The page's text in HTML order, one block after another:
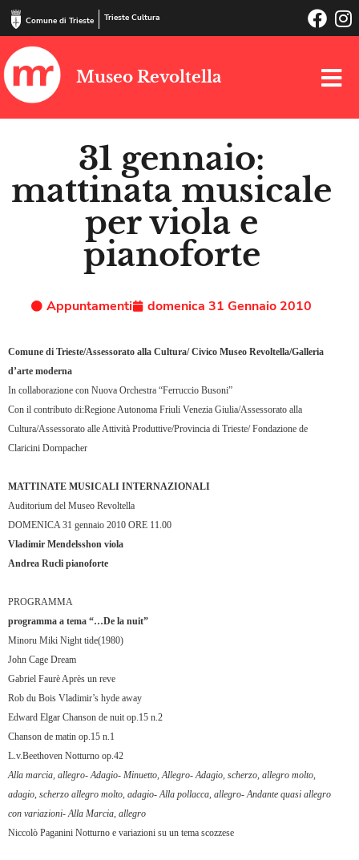
Comune di Trieste Trieste Cultura
Museo Revoltella
31 gennaio:
mattinata musicale
per viola e
pianoforte
Appuntamenti domenica 31 Gennaio 2010
Comune di Trieste/Assessorato alla Cultura/ Civico Museo Revoltella/Galleria
d’arte moderna
In collaborazione con Nuova Orchestra “Ferruccio Busoni”
Con il contributo di:Regione Autonoma Friuli Venezia Giulia/Assessorato alla
Cultura/Assessorato alle Attività Produttive/Provincia di Trieste/ Fondazione de
Claricini Dornpacher
MATTINATE MUSICALI INTERNAZIONALI
Auditorium del Museo Revoltella
DOMENICA 31 gennaio 2010 ORE 11.00
Vladimir Mendelsshon viola
Andrea Rucli pianoforte
PROGRAMMA
programma a tema “…De la nuit”
Minoru Miki Night tide(1980)
John Cage Dream
Gabriel Faurè Après un reve
Rob du Bois Vladimir’s hyde away
Edward Elgar Chanson de nuit op.15 n.2
Chanson de matin op.15 n.1
L.v.Beethoven Notturno op.42
Alla marcia, allegro- Adagio- Minuetto, Allegro- Adagio, scherzo, allegro molto,
adagio, scherzo allegro molto, adagio- Alla pollacca, allegro- Andante quasi allegro
con variazioni- Alla Marcia, allegro
Niccolò Paganini Notturno e variazioni su un tema scozzese